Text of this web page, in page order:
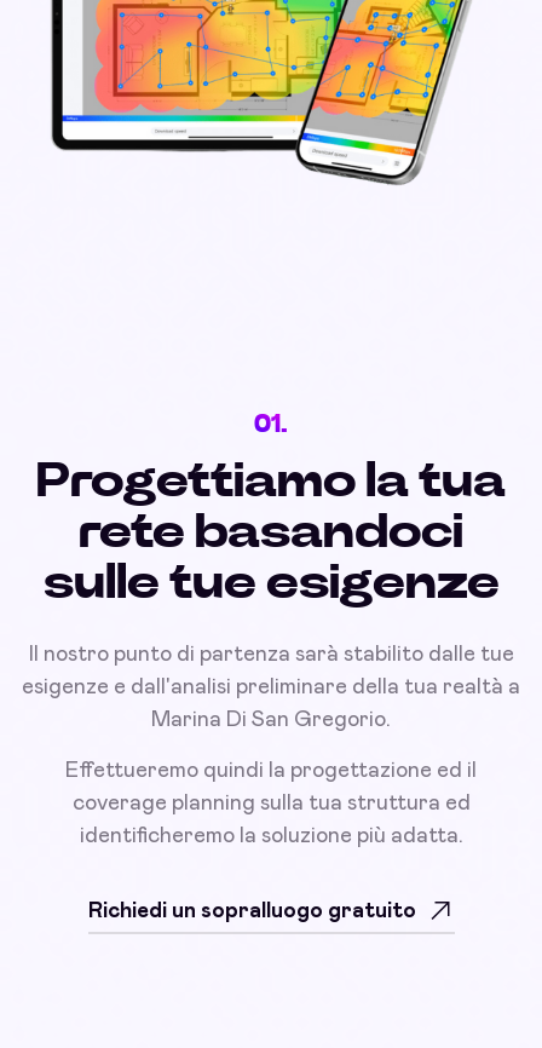
01.
Progettiamo la tua
rete basandoci
sulle tue esigenze
Il nostro punto di partenza sarà stabilito dalle tue
esigenze e dall'analisi preliminare della tua realtà a
Marina Di San Gregorio.
Effettueremo quindi la progettazione ed il
coverage planning sulla tua struttura ed
identificheremo la soluzione più adatta.
Richiedi un sopralluogo gratuito